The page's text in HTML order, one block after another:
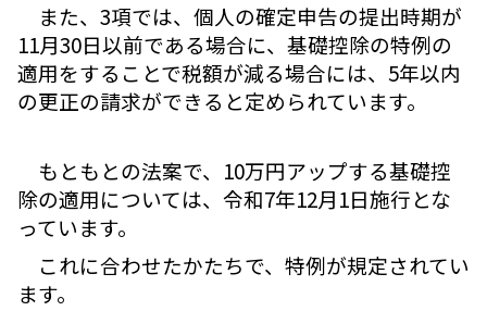
また、3項では、個人の確定申告の提出時期が
11月30日以前である場合に、基礎控除の特例の
適用をすることで税額が減る場合には、5年以内
の更正の請求ができると定められています。
もともとの法案で、10万円アップする基礎控
除の適用については、令和7年12月1日施行とな
っています。
これに合わせたかたちで、特例が規定されてい
ます。